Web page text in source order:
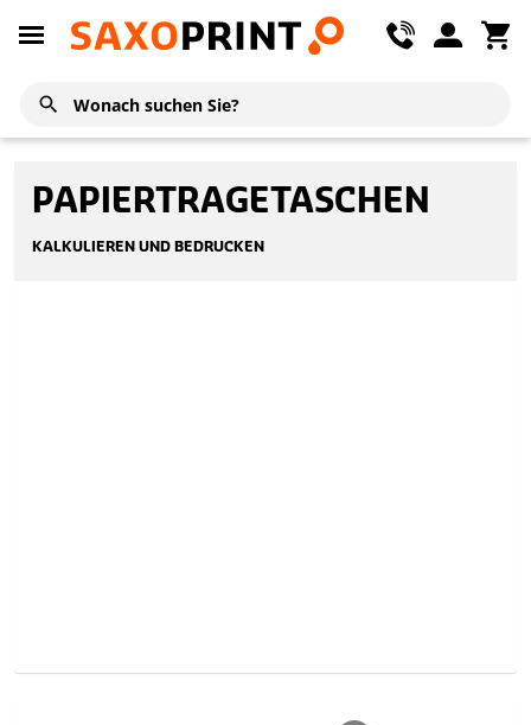
PAPIERTRAGETASCHEN
KALKULIEREN UND BEDRUCKEN